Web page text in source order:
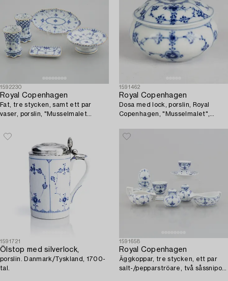
1592230
Royal Copenhagen
Fat, tre stycken, samt ett par
vaser, porslin, "Musselmalet
1900-tal.
1591462
Royal Copenhagen
Dosa med lock, porslin, Royal
Copenhagen, "Musselmalet",
1591721
Ölstop med silverlock,
porslin. Danmark/Tyskland, 1700-
tal.
1591658
Royal Copenhagen
Äggkoppar, tre stycken, ett par
salt-/pepparströare, två såssnipor,